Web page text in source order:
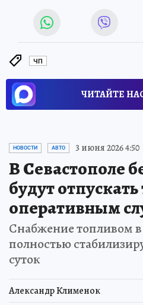
ЧП
ЧИТАЙТЕ
НОВОСТИ АВТО 3 июня 2026 4:50
В Севастополе
будут
оперативным
Снабжение топливом
полностью
суток
Александр Клименок